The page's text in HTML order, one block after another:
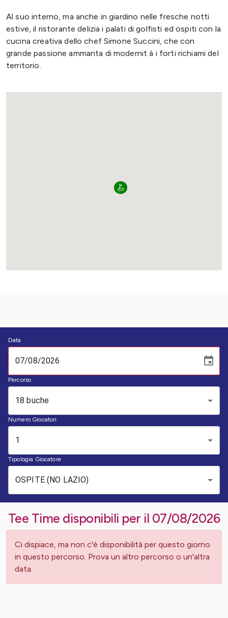
Al suo interno, ma anche in giardino nelle fresche notti
estive, il ristorante delizia i palati di golfisti ed ospiti con la
cucina creativa dello chef Simone Succini, che con
grande passione ammanta di modernit à i forti richiami del
territorio.
Data
Percorso
18 buche
Numero Giocatori
1
Tipologia Giocatore
OSPITE (NO LAZIO)
Tee Time disponibili per il 07/08/2026
Ci dispiace, ma non c'è disponibilità per questo giorno
in questo percorso. Prova un altro percorso o un'altra
data.